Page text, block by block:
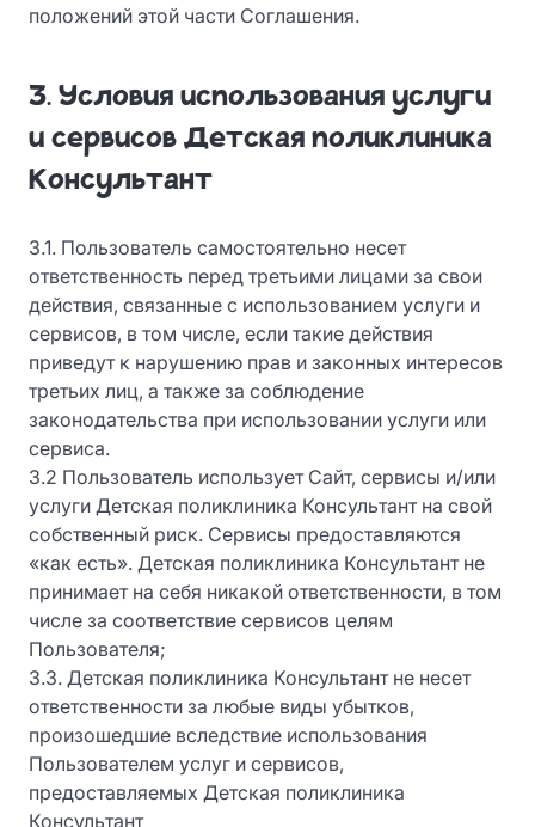
положений этой части Соглашения.
3. Условия использования услуги
и сервисов Детская поликлиника
Консультант
3.1. Пользователь самостоятельно несет
ответственность перед третьими лицами за свои
действия, связанные с использованием услуги и
сервисов, в том числе, если такие действия
приведут к нарушению прав и законных интересов
третьих лиц, а также за соблюдение
законодательства при использовании услуги или
сервиса.
3.2 Пользователь использует Сайт, сервисы и/или
услуги Детская поликлиника Консультант на свой
собственный риск. Сервисы предоставляются
«как есть». Детская поликлиника Консультант не
принимает на себя никакой ответственности, в том
числе за соответствие сервисов целям
Пользователя;
3.3. Детская поликлиника Консультант не несет
ответственности за любые виды убытков,
произошедшие вследствие использования
Пользователем услуг и сервисов,
предоставляемых Детская поликлиника
Консультант